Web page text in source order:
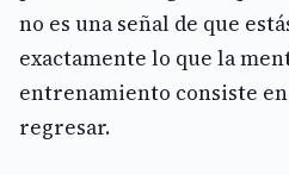
no es una señal de que
exactamente lo que la
entrenamiento consiste
regresar.